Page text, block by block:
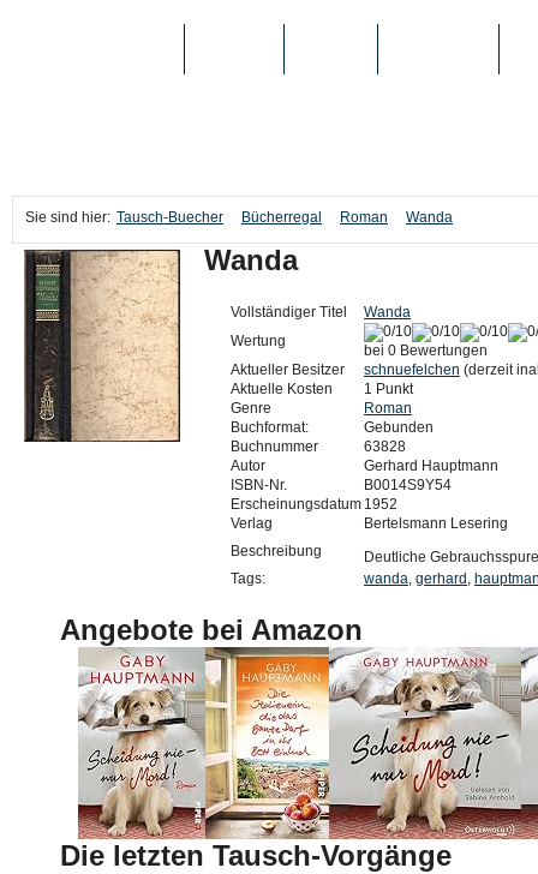
Sie sind hier: Tausch-Buecher Bücherregal Roman Wanda
Wanda
Vollständiger Titel
Wanda
Wertung
bei 0 Bewertungen
Aktueller Besitzer
schnuefelchen (derzeit
Aktuelle Kosten
1 Punkt
Genre
Roman
Buchformat:
Gebunden
Buchnummer
63828
Autor
Gerhard Hauptmann
ISBN-Nr.
B0014S9Y54
Erscheinungsdatum 1952
Verlag
Bertelsmann Lesering
Beschreibung
Deutliche
Tags:
wanda, gerhard ,
Angebote bei Amazon
Die letzten Tausch-Vorgänge